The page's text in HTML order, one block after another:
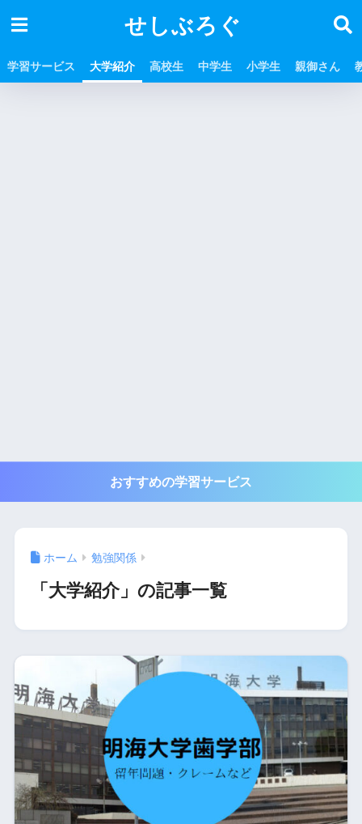
せしぶろぐ
学習サービス 大学紹介 高校生 中学生 小学生 親御さん
おすすめの学習サービス
ホーム 勉強関係
「大学紹介」の記事一覧